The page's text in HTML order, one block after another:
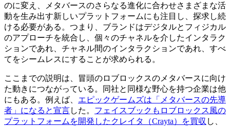
のに変え、メタバースのさらなる進化に合わせさまざまな活
動を生み出す新しいプラットフォームにも注目し、探求し続
ける必要がある。つまり、ブランドはデジタルとフィジカル
のアプローチを統合し、個々のチャネルを介したインタラク
ションであれ、チャネル間のインタラクションであれ、すべ
てをシームレスにすることが求められる。
ここまでの説明は、冒頭のロブロックスのメタバースに向け
た動きにつながっている。同社と同様な野心を持つ企業は他
にもある。例えば、 エピックゲームズは「メタバースの先導
者」になると宣言した。 フェイスブックもロブロックス風の
プラットフォームを開発したクレイタ（Crayta）を買収 し、